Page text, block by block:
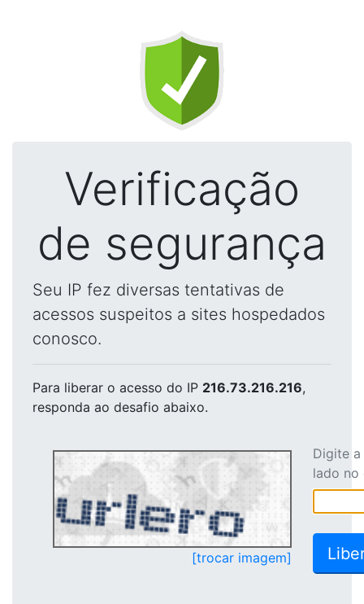
Verificação
de segurança
Seu IP fez diversas tentativas de
acessos suspeitos a sites hospedados
conosco.
Para liberar o acesso do IP 216.73.216.216,
responda ao desafio abaixo.
[trocar imagem]
Digite
lado no